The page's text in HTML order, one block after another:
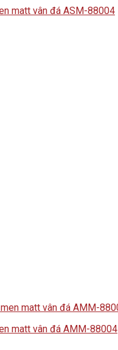
matt vân đá ASM-88004
matt vân đá AMM-88004